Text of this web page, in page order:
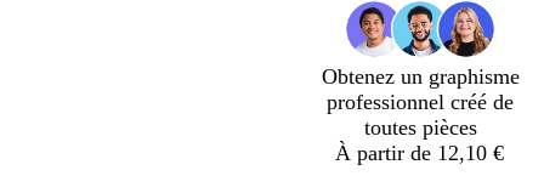
Obtenez un graphisme
professionnel créé de
toutes pièces
À partir de 12,10 €